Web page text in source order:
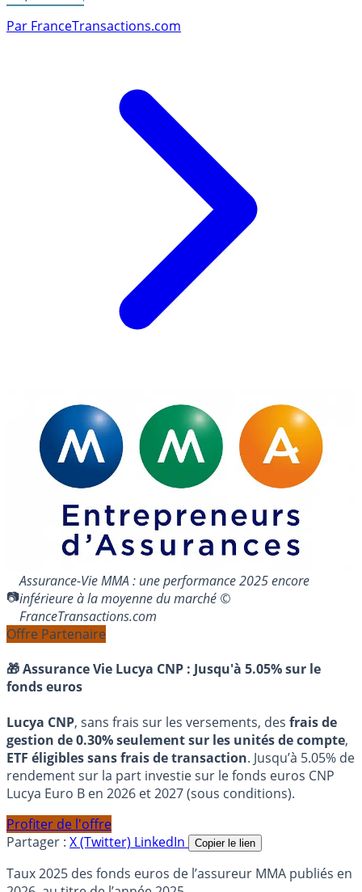
Par FranceTransactions.com
Assurance-Vie MMA : une performance 2025 encore
inférieure à la moyenne du marché ©
FranceTransactions.com
Offre Partenaire
🎁 Assurance Vie Lucya CNP : Jusqu'à 5.05% sur le
fonds euros
Lucya CNP, sans frais sur les versements, des frais de
gestion de 0.30% seulement sur les unités de compte,
ETF éligibles sans frais de transaction. Jusqu’à 5.05% de
rendement sur la part investie sur le fonds euros CNP
Lucya Euro B en 2026 et 2027 (sous conditions).
Profiter de l'offre
Partager : X (Twitter) LinkedIn Copier le lien
Taux 2025 des fonds euros de l’assureur MMA publiés en